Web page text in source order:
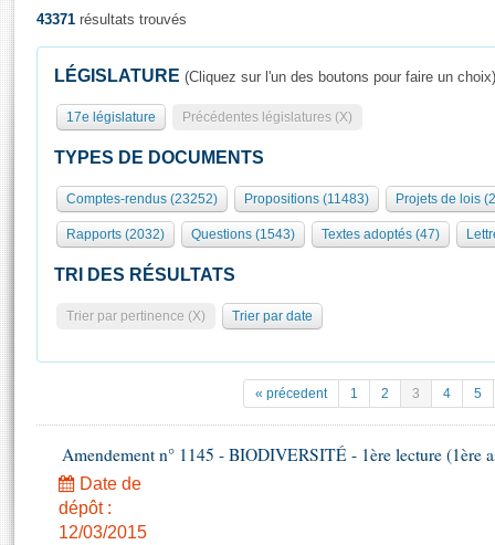
Présidence
577 députés
Groupes politiques
Séance publique
Commissions et autres organes
Europe et International
Pétitions
Projets de loi
Propositions de loi
Amendements
Textes adoptés
Rôle et pouvoirs de l'Assemblée
Organisation de l'Assemblée
Présidence Conférence des Présidents Bureau Collège des
Statistiques et chiffres clés
( Constitution | Règlement de l'Assemblée ... )
Histoire
Juniors
Visiter l'Assemblée
Visite virtuelle du palais Bourbon
Assister à une séance
Contacts et plan d'accès
Photos libres de droit
43371 résultats trouvés
LÉGISLATURE (Cliquez sur l'un des boutons pour faire un choix)
17e législature Précédentes législatures (X)
TYPES DE DOCUMENTS
Comptes-rendus (23252) Propositions (11483) Projets de lois
Rapports (2032) Questions (1543) Textes adoptés (47)
TRI DES RÉSULTATS
Trier par pertinence (X) Trier par date
« précedent 1 2 3 4 5
Amendement n° 1145 - BIODIVERSITÉ - 1ère lecture (1ère
Date de
dépôt :
12/03/2015